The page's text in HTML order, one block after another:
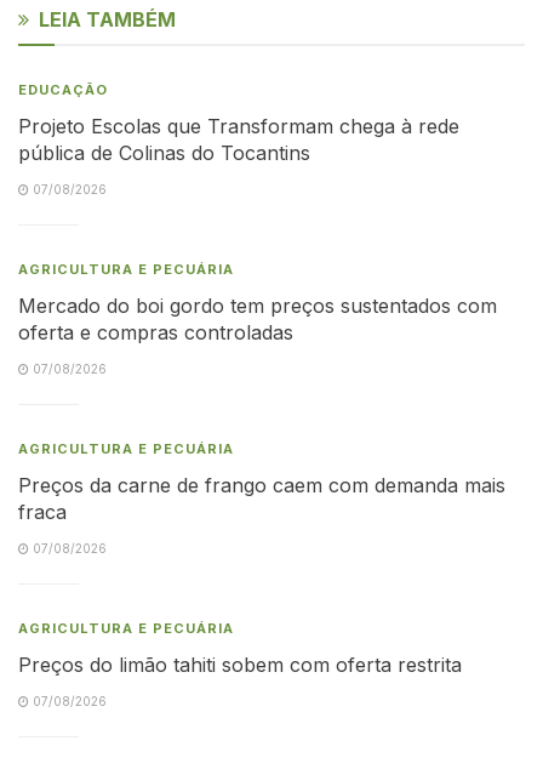
LEIA TAMBÉM
EDUCAÇÃO
Projeto Escolas que Transformam chega à rede
pública de Colinas do Tocantins
07/08/2026
AGRICULTURA E PECUÁRIA
Mercado do boi gordo tem preços sustentados com
oferta e compras controladas
07/08/2026
AGRICULTURA E PECUÁRIA
Preços da carne de frango caem com demanda mais
fraca
07/08/2026
AGRICULTURA E PECUÁRIA
Preços do limão tahiti sobem com oferta restrita
07/08/2026